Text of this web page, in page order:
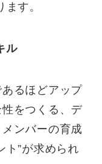
す。
ル
るほどアップ
をつくる、デ
ンバーの育成
ト”が求められ